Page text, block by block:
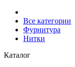
Все категории
Фурнитура
Нитки
Каталог